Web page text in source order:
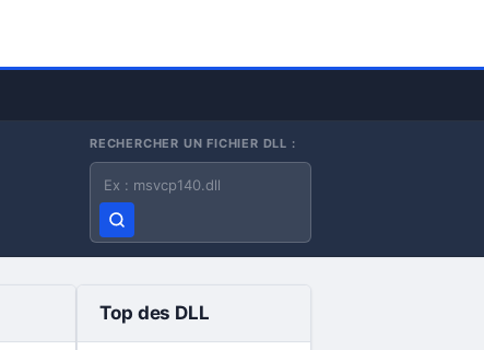
RECHERCHER UN FICHIER DLL :
Nom du fichier DLL
Top des DLL